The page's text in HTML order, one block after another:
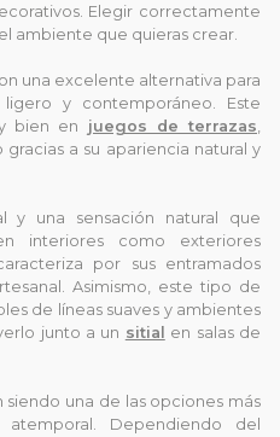
Elegir correctamente
ambiente que quieras crear.
una excelente alternativa para
y contemporáneo. Este
bien en juegos de terrazas,
a su apariencia natural y
y una sensación natural que
interiores como exteriores
por sus entramados
Asimismo, este tipo de
de líneas suaves y ambientes
junto a un sitial
en salas de
siendo una de las opciones más
Dependiendo del